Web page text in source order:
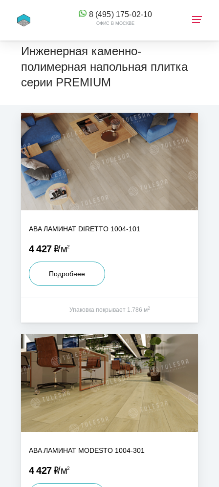
8 (495) 175-02-10
ОФИС В МОСКВЕ
КОРЗИНА
Инженерная каменно-
полимерная напольная плитка
серии PREMIUM
ABA ЛАМИНАТ DIRETTO 1004-101
4 427Р м2
Подробнее
Упаковка покрывает 1.786 м2
ABA ЛАМИНАТ MODESTO 1004-301
4 427Р м2